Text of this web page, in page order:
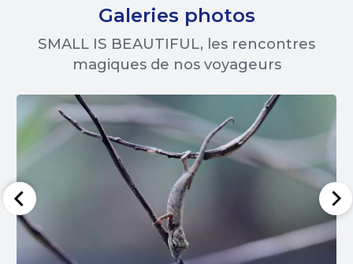
Galeries photos
SMALL IS BEAUTIFUL, les rencontres
magiques de nos voyageurs